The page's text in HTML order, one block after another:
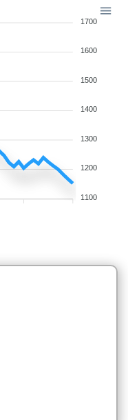
1700
1600
1500
1400
1300
1200
1100